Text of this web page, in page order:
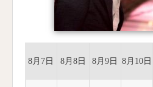
8月7日 8月8日 8月9日 8月10日